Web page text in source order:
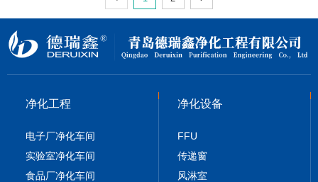
净化工程
电子厂净化车间
实验室净化车间
食品厂净化车间
净化设备
FFU
传递窗
风淋室